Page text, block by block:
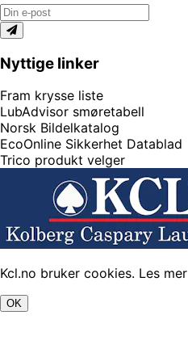
Nyttige linker
Fram krysse liste
LubAdvisor smøretabell
Norsk Bildelkatalog
EcoOnline Sikkerhet Datablad
Trico produkt velger
Kcl.no bruker cookies. Les mer
OK